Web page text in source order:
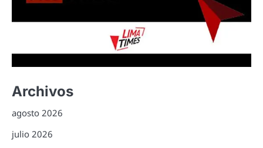
Archivos
agosto 2026
julio 2026